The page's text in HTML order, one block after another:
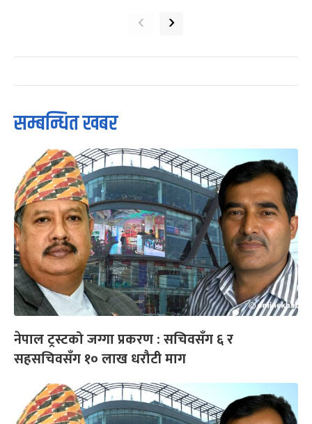
‹ ›
सम्बन्धित खबर
नेपाल ट्रस्टको जग्गा प्रकरण : सचिवसँग ६ र
सहसचिवसँग १० लाख धरौटी माग